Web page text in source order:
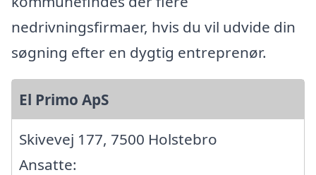
nedrivningsfirmaer, hvis du vil udvide din
søgning efter en dygtig entreprenør.
El Primo ApS
Skivevej 177, 7500 Holstebro
Ansatte: